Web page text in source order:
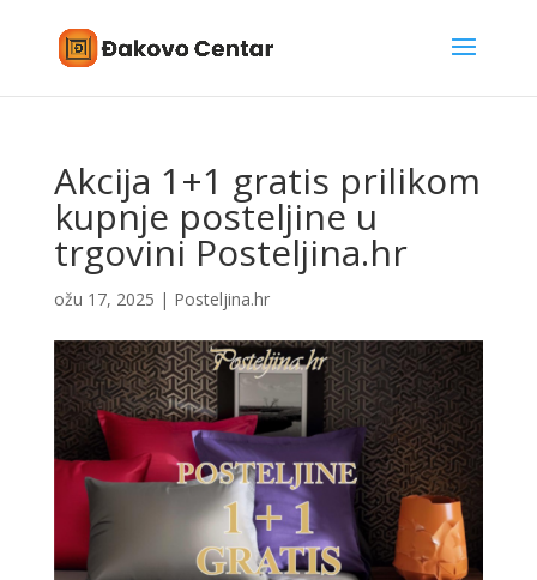
Akcija 1+1 gratis prilikom
kupnje posteljine u
trgovini Posteljina.hr
ožu 17, 2025 | Posteljina.hr